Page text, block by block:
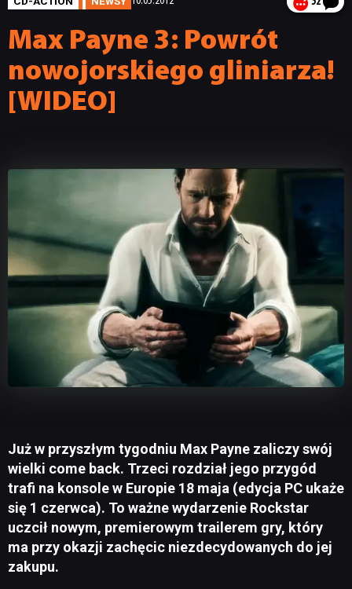
Max Payne 3: Powrót
nowojorskiego gliniarza!
[WIDEO]
Już w przyszłym tygodniu Max Payne zaliczy swój
wielki come back. Trzeci rozdział jego przygód
trafi na konsole w Europie 18 maja (edycja PC ukaże
się 1 czerwca). To ważne wydarzenie Rockstar
uczcił nowym, premierowym trailerem gry, który
ma przy okazji zachęcic niezdecydowanych do jej
zakupu.